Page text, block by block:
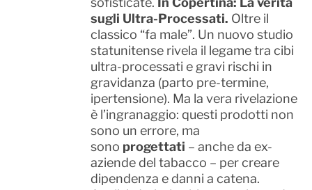
sugli Ultra-Processati. Oltre il
classico “fa male”. Un nuovo studio
statunitense rivela il legame tra cibi
ultra-processati e gravi rischi in
gravidanza (parto pre-termine,
ipertensione). Ma la vera rivelazione
è l’ingranaggio: questi prodotti non
sono un errore, ma
sono progettati – anche da ex-
aziende del tabacco – per creare
dipendenza e danni a catena.